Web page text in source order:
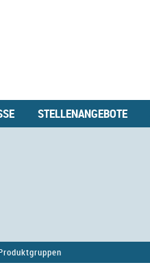
STELLENANGEBOTE